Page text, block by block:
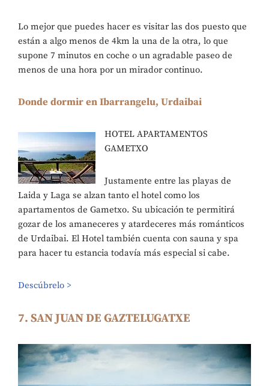
Lo mejor que puedes hacer es visitar las dos puesto que
están a algo menos de 4km la una de la otra, lo que
supone 7 minutos en coche o un agradable paseo de
menos de una hora por un mirador continuo.
Donde dormir en Ibarrangelu, Urdaibai
HOTEL APARTAMENTOS
GAMETXO
Justamente entre las playas de
Laida y Laga se alzan tanto el hotel como los
apartamentos de Gametxo. Su ubicación te permitirá
gozar de los amaneceres y atardeceres más románticos
de Urdaibai. El Hotel también cuenta con sauna y spa
para hacer tu estancia todavía más especial si cabe.
Descúbrelo >
7. SAN JUAN DE GAZTELUGATXE